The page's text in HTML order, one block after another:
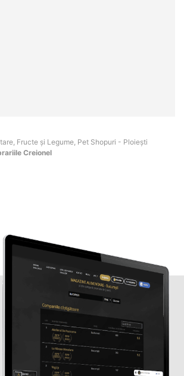
Fructe și Legume, Pet Shopuri - Ploieşti
Creionel